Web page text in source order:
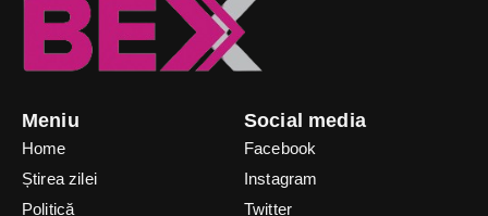
Meniu
Home
Știrea zilei
Politică
Social media
Facebook
Instagram
Twitter